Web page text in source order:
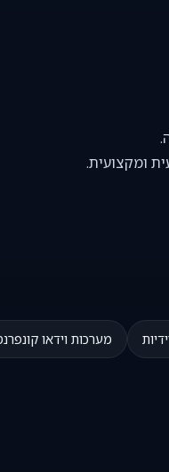
ומקצועית.
מערכות וידאו